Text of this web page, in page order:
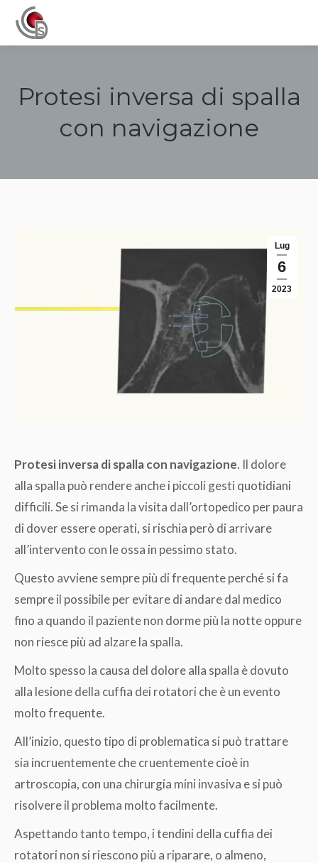
Protesi inversa di spalla
con navigazione
Lug
6
2023
Protesi inversa di spalla con navigazione. Il dolore
alla spalla può rendere anche i piccoli gesti quotidiani
difficili. Se si rimanda la visita dall’ortopedico per paura
di dover essere operati, si rischia però di arrivare
all’intervento con le ossa in pessimo stato.
Questo avviene sempre più di frequente perché si fa
sempre il possibile per evitare di andare dal medico
fino a quando il paziente non dorme più la notte oppure
non riesce più ad alzare la spalla.
Molto spesso la causa del dolore alla spalla è dovuto
alla lesione della cuffia dei rotatori che è un evento
molto frequente.
All’inizio, questo tipo di problematica si può trattare
sia incruentemente che cruentemente cioè in
artroscopia, con una chirurgia mini invasiva e si può
risolvere il problema molto facilmente.
Aspettando tanto tempo, i tendini della cuffia dei
rotatori non si riescono più a riparare, o almeno,